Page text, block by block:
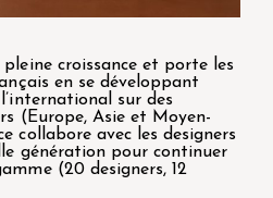
pleine croissance et porte les
en se développant
sur des
(Europe, Asie et Moyen-
collabore avec les designers
génération pour continuer
(20 designers, 12